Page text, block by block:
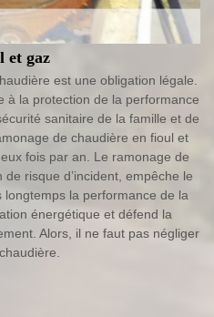
et gaz
est une obligation légale.
à la protection de la performance
sanitaire de la famille et de
de chaudière en fioul et
fois par an. Le ramonage de
risque d’incident, empêche le
longtemps la performance de la
énergétique et défend la
Alors, il ne faut pas négliger